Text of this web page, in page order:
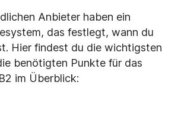
Anbieter haben ein
das festlegt, wann du
Hier findest du die wichtigsten
benötigten Punkte für das
im Überblick: